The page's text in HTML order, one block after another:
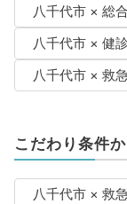
八千代市 × 総
八千代市 × 健
八千代市 × 救
こだわり条件
八千代市 × 救